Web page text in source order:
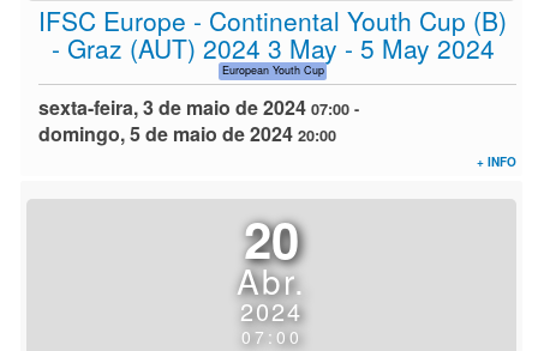
IFSC Europe - Continental Youth Cup (B)
- Graz (AUT) 2024 3 May - 5 May 2024
European Youth Cup
sexta-feira, 3 de maio de 2024 07:00 -
domingo, 5 de maio de 2024 20:00
+ INFO
20
Abr.
2024
07:00